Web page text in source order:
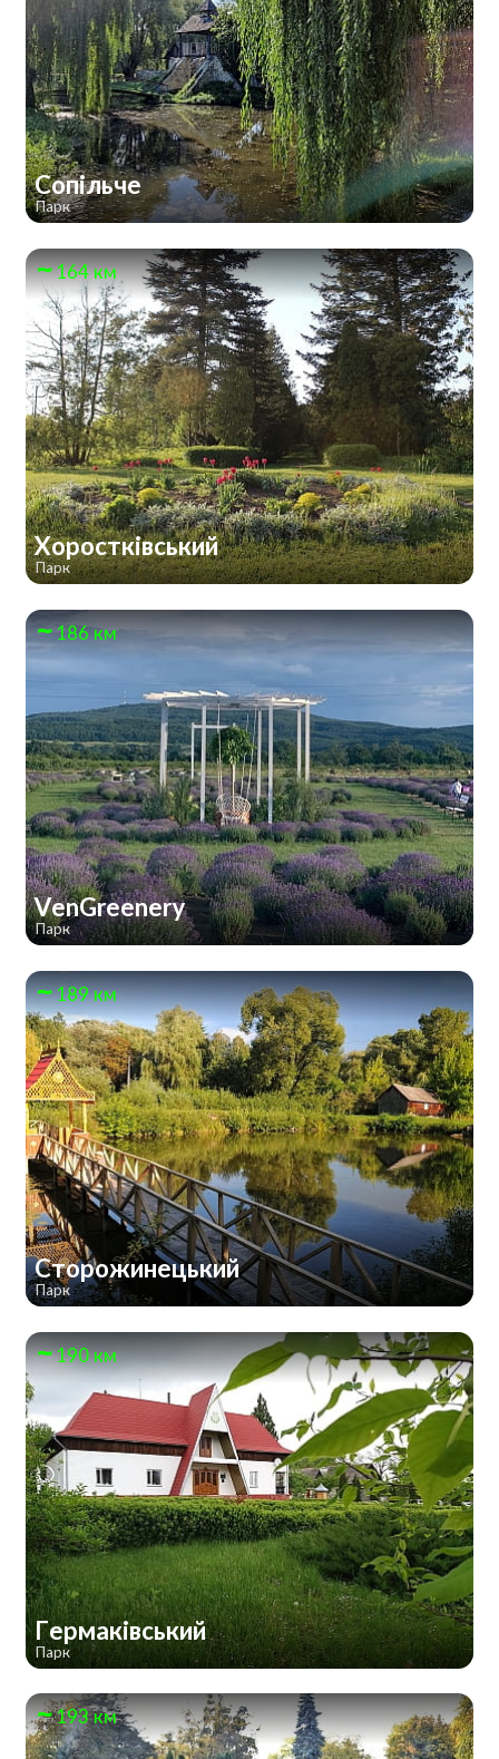
Сопільче
Парк
164 км
Хоростківський
Парк
186 км
VenGreenery
Парк
189 км
Сторожинецький
Парк
190 км
Гермаківський
Парк
193 км